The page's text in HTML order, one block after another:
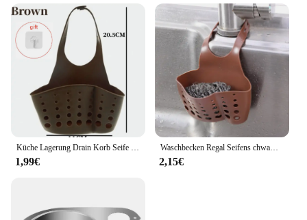
Küche Lagerung Drain Korb Seife Schwamm Halter Küche Waschbecken Halter Einstellbar Schwamm Regal Hängen Drain Korb Küche Werkzeuge
1,99€
Waschbecken Regal Seifens chwamm Drain Rack hängende Tasche Küche Zubehör Bad Halter Armband Wasserhahn Aufbewahrung skorb mit Ablauf löchern
2,15€